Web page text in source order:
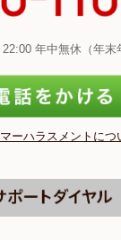
年中無休（年末
ーハラスメントにつ